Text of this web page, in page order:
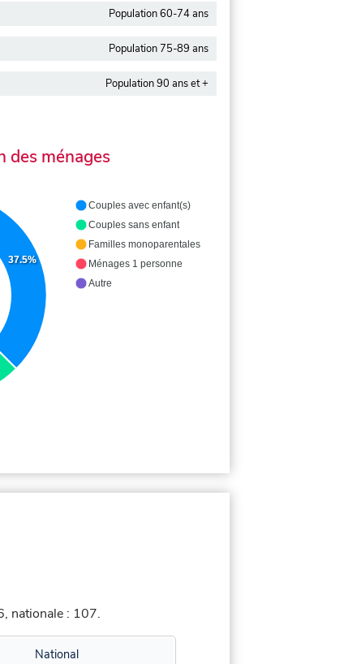
Population 60-74 ans
Population 75-89 ans
Population 90 ans et +
des ménages
37.5%
Couples avec enfant(s)
Couples sans enfant
Familles monoparentales
Ménages 1 personne
Autre
nationale : 107.
National